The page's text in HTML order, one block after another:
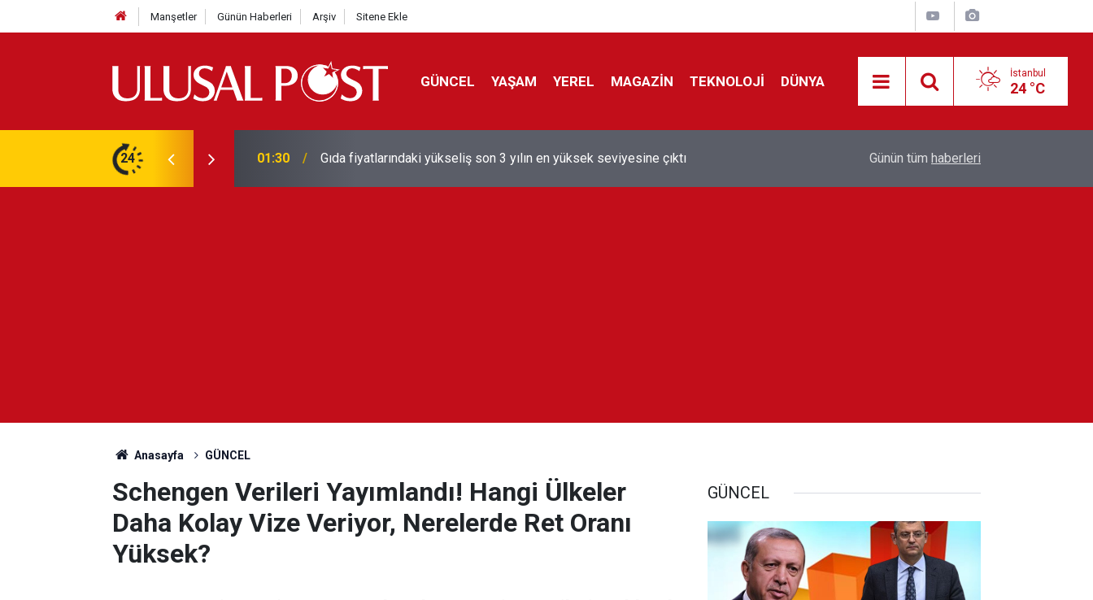
Manşetler Günün Haberleri Arşiv Sitene Ekle
GÜNCEL YAŞAM YEREL MAGAZİN TEKNOLOJİ DÜNYA İstanbul
24 °C
24
en yüksek seviyesine çıktı 01:26 Galatasaray'dan sekiz kişi hakkında savcılığa suç duyurusu
kontrol edecek
Günün tüm haberleri
Anasayfa GÜNCEL
Schengen Verileri Yayımlandı! Hangi Ülkeler
Daha Kolay Vize Veriyor, Nerelerde Ret Oranı
Yüksek?
GÜNCEL